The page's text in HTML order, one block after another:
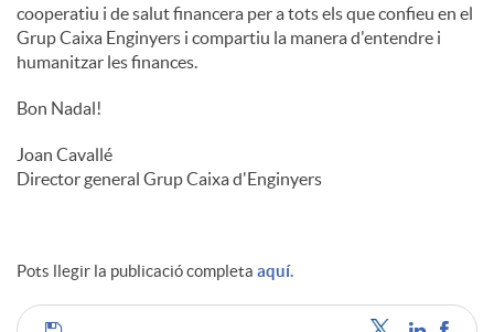
cooperatiu i de salut financera per a tots els que confieu en el
Grup Caixa Enginyers i compartiu la manera d'entendre i
humanitzar les finances.
Bon Nadal!
Joan Cavallé
Director general Grup Caixa d'Enginyers
Pots llegir la publicació completa aquí.